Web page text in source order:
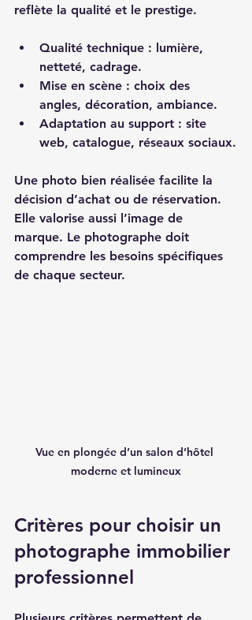
reflète la qualité et le prestige.
Qualité technique : lumière,
netteté, cadrage.
Mise en scène : choix des
angles, décoration, ambiance.
Adaptation au support : site
web, catalogue, réseaux sociaux.
Une photo bien réalisée facilite la
décision d’achat ou de réservation.
Elle valorise aussi l’image de
marque. Le photographe doit
comprendre les besoins spécifiques
de chaque secteur.
Vue en plongée d’un salon d’hôtel
moderne et lumineux
Critères pour choisir un
photographe immobilier
professionnel